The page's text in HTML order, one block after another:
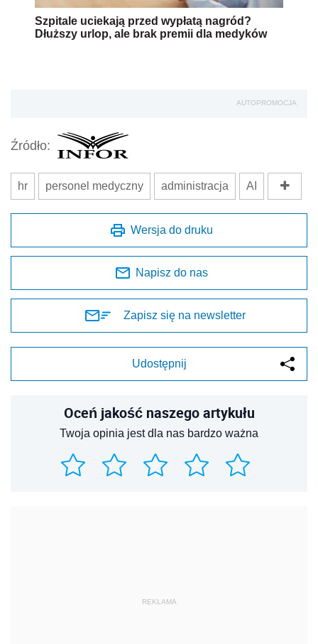
Szpitale uciekają przed wypłatą nagród?
Dłuższy urlop, ale brak premii dla medyków
AUTOPROMOCJA
Źródło:
hr personel medyczny administracja AI
Wersja do druku
Napisz do nas
Zapisz się na newsletter
Udostępnij
Oceń jakość naszego artykułu
Twoja opinia jest dla nas bardzo ważna
REKLAMA